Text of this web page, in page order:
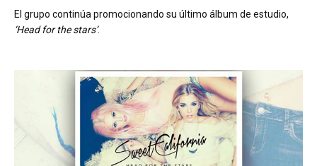
El grupo continúa promocionando su último álbum de estudio,
‘Head for the stars’.